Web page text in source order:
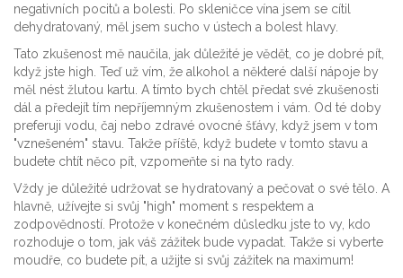
negativních pocitů a bolesti. Po skleničce vína jsem se cítil
dehydratovaný, měl jsem sucho v ústech a bolest hlavy.
Tato zkušenost mě naučila, jak důležité je vědět, co je dobré pít,
když jste high. Teď už vím, že alkohol a některé další nápoje by
měl nést žlutou kartu. A tímto bych chtěl předat své zkušenosti
dál a předejít tím nepříjemným zkušenostem i vám. Od té doby
preferuji vodu, čaj nebo zdravé ovocné šťávy, když jsem v tom
"vznešeném" stavu. Takže příště, když budete v tomto stavu a
budete chtít něco pít, vzpomeňte si na tyto rady.
Vždy je důležité udržovat se hydratovaný a pečovat o své tělo. A
hlavně, užívejte si svůj "high" moment s respektem a
zodpovědností. Protože v konečném důsledku jste to vy, kdo
rozhoduje o tom, jak váš zážitek bude vypadat. Takže si vyberte
moudře, co budete pít, a užijte si svůj zážitek na maximum!